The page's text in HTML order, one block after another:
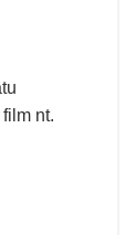
film nt.